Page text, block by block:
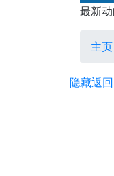
最新动
主页
隐藏返回